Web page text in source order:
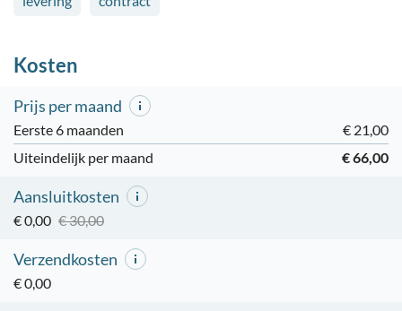
Kosten
Prijs per maand
Eerste 6 maanden
€ 21,00
Uiteindelijk per maand
€ 66,00
Aansluitkosten
€ 0,00 € 30,00
Verzendkosten
€ 0,00